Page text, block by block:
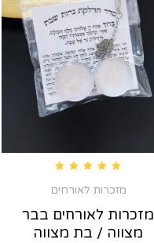
מזכרות לאורחים
מזכרות לאורחים בבר
מצווה / בת מצווה